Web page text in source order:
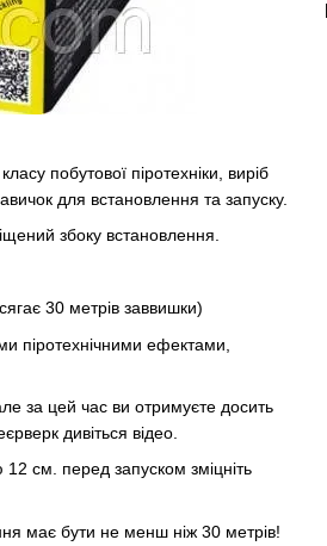
побутової піротехніки, виріб
для встановлення та запуску.
збоку встановлення.
30 метрів заввишки)
піротехнічними ефектами,
за цей час ви отримуєте досить
дивіться відео.
см. перед запуском зміцніть
має бути не менш ніж 30 метрів!